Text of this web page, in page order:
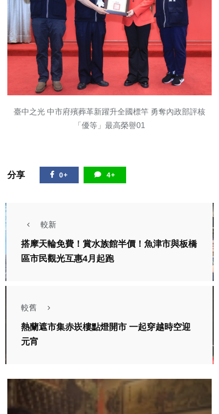
臺中之光 中市府殯葬革新躍升全國標竿 勇奪內政部評核
「優等」最高榮譽01
分享 0+ 4+
較新
搭摩天輪免費！賞水族館半價！魚津市與板橋
區市民觀光互惠4月起跑
較舊
熱蘭遮市集赤崁樓點燈開市 一起穿越時空迎
元宵